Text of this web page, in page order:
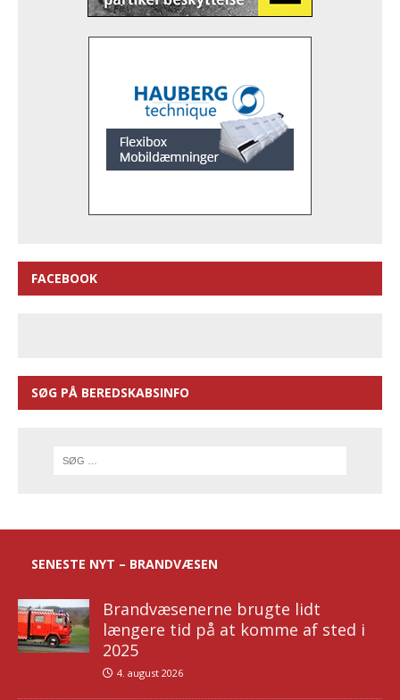
FACEBOOK
SØG PÅ BEREDSKABSINFO
SENESTE NYT – BRANDVÆSEN
Brandvæsenerne brugte lidt
længere tid på at komme af sted i
2025
4. august 2026